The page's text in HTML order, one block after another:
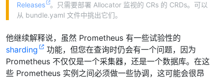
Releases
。只需要部署 Allocator 监视的 CRs 的 CRDs。可以
从 bundle.yaml 文件中挑出它们。
他继续解释说，虽然 Prometheus 有一些试验性的
sharding
功能，但您在查询时仍会有一个问题，因为
Prometheus 不仅仅是一个采集器，还是一个数据库。在这
些 Prometheus 实例之间必须做一些协调，这可能会很昂